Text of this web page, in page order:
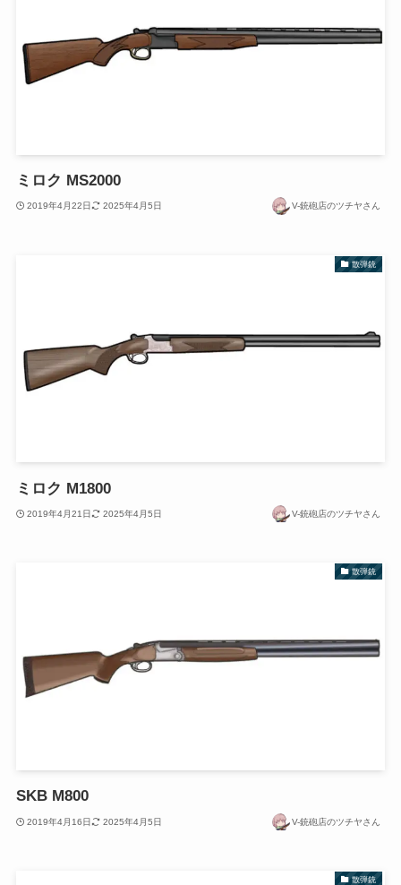
ミロク MS2000
2019年4月22日 2025年4月5日 V-銃砲店のツチヤさん
散弾銃
ミロク M1800
2019年4月21日 2025年4月5日 V-銃砲店のツチヤさん
散弾銃
SKB M800
2019年4月16日 2025年4月5日 V-銃砲店のツチヤさん
散弾銃